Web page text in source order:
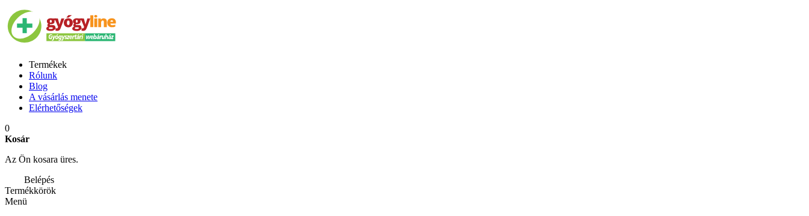
Termékek
Rólunk
Blog
A vásárlás menete
Elérhetőségek
0
Kosár
Az Ön kosara üres.
Belépés
Termékkörök
Menü